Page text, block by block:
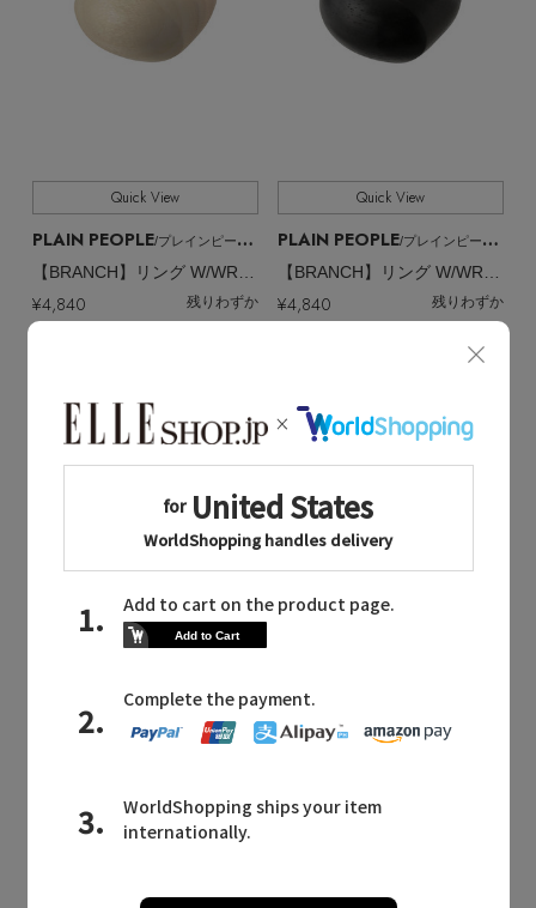
Quick View
PLAIN PEOPLE/プレインピープル
¥4,840 残りわずか
Quick View
PLAIN PEOPLE/プレインピープル
¥4,840 残りわずか
Quick View
【BRANCH】リング W/WRN39
残りわずか
Quick View